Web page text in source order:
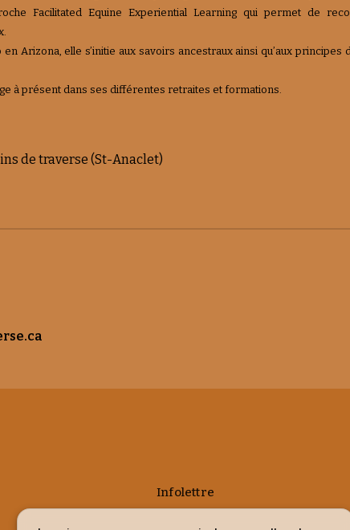
Facilitated Equine Experiential Learning qui permet de
Arizona, elle s’initie aux savoirs ancestraux ainsi qu’aux
à présent dans ses différentes retraites et formations.
de traverse (St-Anaclet)
Infolettre